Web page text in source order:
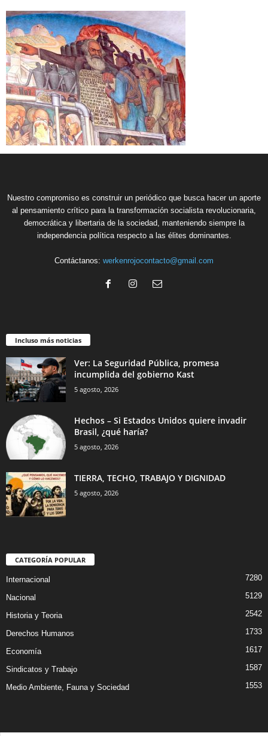
Nuestro compromiso es construir un periódico que busca hacer un aporte
al pensamiento crítico para la transformación socialista revolucionaria,
democrática y libertaria de la sociedad, manteniendo siempre la
independencia política respecto a las élites dominantes.
Contáctanos: werkenrojocontacto@gmail.com
Incluso más noticias
Ver: La Seguridad Pública, promesa
incumplida del gobierno Kast
5 agosto, 2026
Hechos – Si Estados Unidos quiere invadir
Brasil, ¿qué haría?
5 agosto, 2026
TIERRA, TECHO, TRABAJO Y DIGNIDAD
5 agosto, 2026
CATEGORÍA POPULAR
Internacional 7280
Nacional 5129
Historia y Teoria 2542
Derechos Humanos 1733
Economía 1617
Sindicatos y Trabajo 1587
Medio Ambiente, Fauna y Sociedad 1553